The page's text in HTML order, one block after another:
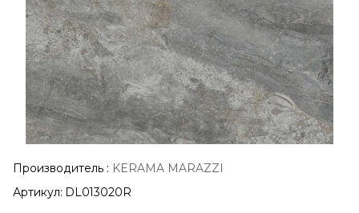
Производитель : KERAMA MARAZZI
Артикул: DL013020R